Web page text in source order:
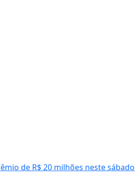
de R$ 20 milhões neste sábado